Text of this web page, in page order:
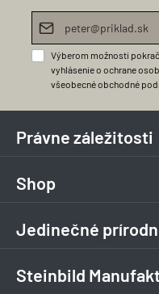
E-mailová adresa*
Výberom možnosti
vyhlásenie o ochrane
všeobecné obchodné
Právne záležitosti
Shop
Jedinečné
Steinbild